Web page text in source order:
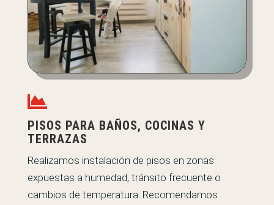

PISOS PARA BAÑOS, COCINAS Y
TERRAZAS
Realizamos instalación de pisos en zonas
expuestas a humedad, tránsito frecuente o
cambios de temperatura. Recomendamos